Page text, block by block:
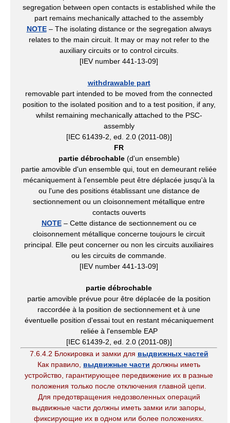
segregation between open contacts is established while the
part remains mechanically attached to the assembly
NOTE– The isolating distance or the segregation always
relates to the main circuit. It may or may not refer to the
auxiliary circuits or to control circuits.
[IEV number 441-13-09]
withdrawable part
removable part intended to be moved from the connected
position to the isolated position and to a test position, if any,
whilst remaining mechanically attached to the PSC-
assembly
[IEC 61439-2, ed. 2.0 (2011-08)]
FR
partie débrochable(d'un ensemble)
partie amovible d'un ensemble qui, tout en demeurant reliée
mécaniquement à l'ensemble peut être déplacée jusqu'à la
ou l'une des positions établissant une distance de
sectionnement ou un cloisonnement métallique entre
contacts ouverts
NOTE– Cette distance de sectionnement ou ce
cloisonnement métallique concerne toujours le circuit
principal. Elle peut concerner ou non les circuits auxiliaires
ou les circuits de commande.
[IEV number 441-13-09]
partie débrochable
partie amovible prévue pour être déplacée de la position
raccordée à la position de sectionnement et à une
éventuelle position d'essai tout en restant mécaniquement
reliée à l'ensemble EAP
[IEC 61439-2, ed. 2.0 (2011-08)]
7.6.4.2 Блокировка и замки для выдвижных частей
Как правило, выдвижные части должны иметь
устройство, гарантирующее передвижение их в разные
положения только после отключения главной цепи.
Для предотвращения недозволенных операций
выдвижные части должны иметь замки или запоры,
фиксирующие их в одном или более положениях.